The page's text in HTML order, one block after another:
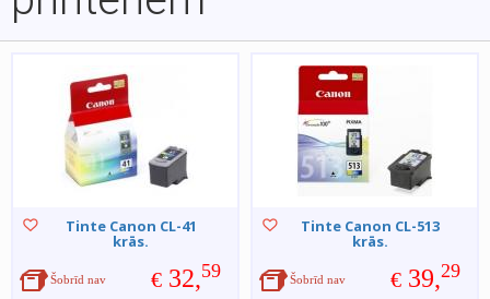
Tinte Canon CL-41
krās.
€ 32,59
Šobrīd nav
Tinte Canon CL-513
krās.
€ 39,29
Šobrīd nav